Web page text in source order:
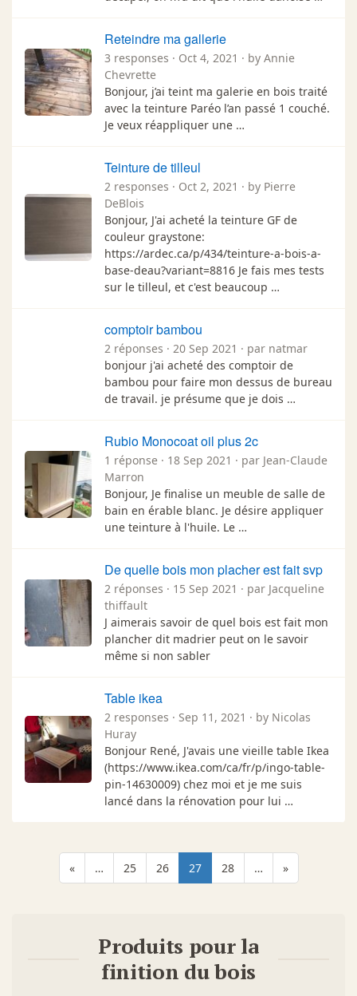
Reteindre ma gallerie
3 responses · Oct 4, 2021 · by Annie
Chevrette
Bonjour, j’ai teint ma galerie en bois traité
avec la teinture Paréo l’an passé 1 couché.
Je veux réappliquer une …
Teinture de tilleul
2 responses · Oct 2, 2021 · by Pierre
DeBlois
Bonjour, J'ai acheté la teinture GF de
couleur graystone:
https://ardec.ca/p/434/teinture-a-bois-a-
base-deau?variant=8816 Je fais mes tests
sur le tilleul, et c'est beaucoup …
comptoir bambou
2 réponses · 20 Sep 2021 · par natmar
bonjour j'ai acheté des comptoir de
bambou pour faire mon dessus de bureau
de travail. je présume que je dois …
Rubio Monocoat oil plus 2c
1 réponse · 18 Sep 2021 · par Jean-Claude
Marron
Bonjour, Je finalise un meuble de salle de
bain en érable blanc. Je désire appliquer
une teinture à l'huile. Le …
De quelle bois mon placher est fait svp
2 réponses · 15 Sep 2021 · par Jacqueline
thiffault
J aimerais savoir de quel bois est fait mon
plancher dit madrier peut on le savoir
même si non sabler
Table ikea
2 responses · Sep 11, 2021 · by Nicolas
Huray
Bonjour René, J'avais une vieille table Ikea
(https://www.ikea.com/ca/fr/p/ingo-table-
pin-14630009) chez moi et je me suis
lancé dans la rénovation pour lui …
« … 25 26 27 28 … »
Produits pour la
finition du bois